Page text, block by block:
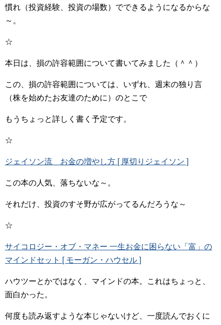
慣れ（投資経験、投資の場数）でできるようになるからな
～。
☆
本日は、損の許容範囲について書いてみました（＾＾）
この、損の許容範囲については、いずれ、週末の独り言
（株を始めたお友達のために）のとこで
もうちょっと詳しく書く予定です。
☆
ジェイソン流 お金の増やし方 [ 厚切りジェイソン ]
この本の人気、落ちないな～。
それだけ、投資のすそ野が広がってるんだろうな～
☆
サイコロジー・オブ・マネー 一生お金に困らない「富」の
マインドセット [ モーガン・ハウセル ]
ハウツーとかではなく、マインドの本。これはちょっと、
面白かった。
何度も読み返すような本じゃないけど、一度読んでおくに